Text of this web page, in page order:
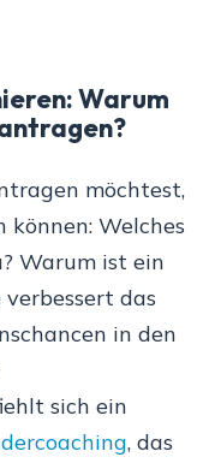
Warum
möchtest,
Welches
Warum ist ein
das
in den
sich ein
, das